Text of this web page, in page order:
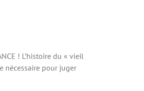
! L’histoire du « vieil
nécessaire pour juger